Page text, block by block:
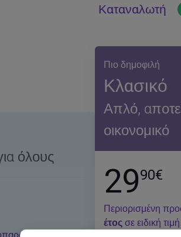
Καταναλωτή
όλους
Πιο δημοφιλή
Κλασικό
Απλό,
οικονομικό
2990€
Περιορισμένη
έτοςσε ειδική